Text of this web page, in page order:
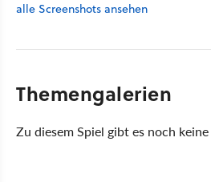
alle Screenshots ansehen
Themengalerien
Zu diesem Spiel gibt es noch